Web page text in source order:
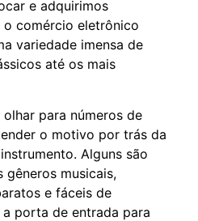
e adquirimos
o comércio eletrônico
variedade imensa de
até os mais
para números de
o motivo por trás da
Alguns são
gêneros musicais,
e fáceis de
porta de entrada para